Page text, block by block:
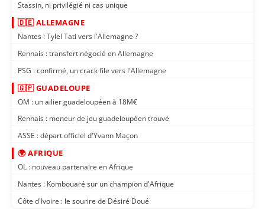
Stassin, ni privilégié ni cas unique
🇩🇪 ALLEMAGNE
Nantes : Tylel Tati vers l'Allemagne ?
Rennais : transfert négocié en Allemagne
PSG : confirmé, un crack file vers l'Allemagne
🇬🇵 GUADELOUPE
OM : un ailier guadeloupéen à 18M€
Rennais : meneur de jeu guadeloupéen trouvé
ASSE : départ officiel d'Yvann Maçon
🌍 AFRIQUE
OL : nouveau partenaire en Afrique
Nantes : Kombouaré sur un champion d'Afrique
Côte d'Ivoire : le sourire de Désiré Doué